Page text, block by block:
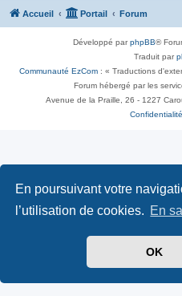
En poursuivant votre
l’utilisation de cookies. En
OK
Accueil Portail Forum
Développé parphpBB®
Traduit par
Communauté EzCom : « Traductions
Forum hébergé par les
Avenue de la Praille, 26 - 1227
Confidentialité